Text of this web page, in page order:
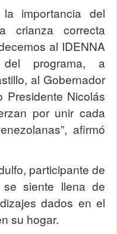
la importancia del
crianza correcta
al IDENNA
del programa, a
al Gobernador
Presidente Nicolás
por unir cada
afirmó
participante de
siente llena de
dados en el
su hogar.